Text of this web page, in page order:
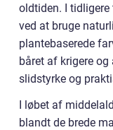
oldtiden. I
ved at bruge
plantebaserede
båret af krigere og
slidstyrke og
I løbet af
blandt de brede